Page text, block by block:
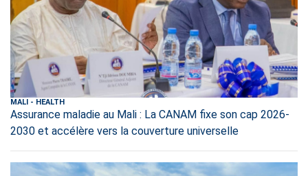
MALI - HEALTH
Assurance maladie au Mali : La CANAM fixe son cap 2026-
2030 et accélère vers la couverture universelle